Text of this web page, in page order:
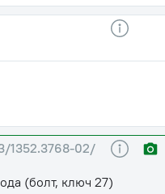
1352.3768-02/
(болт, ключ 27)